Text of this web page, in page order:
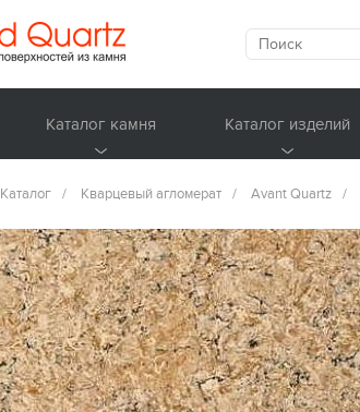
Каталог камня Каталог изделий
Каталог / Кварцевый агломерат / Avant Quartz /